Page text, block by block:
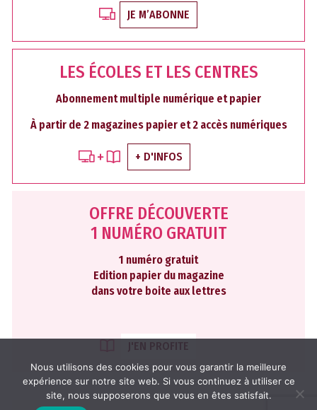
JE M’ABONNE
LES ÉCOLES ET LES CENTRES
Abonnement multiple numérique et papier
À partir de 2 magazines papier et 2 accès numériques
+ D'INFOS
OFFRE DÉCOUVERTE
1 NUMÉRO GRATUIT
1 numéro gratuit
Edition papier du magazine
dans votre boite aux lettres
J'EN PROFITE
Nous utilisons des cookies pour vous garantir la meilleure
expérience sur notre site web. Si vous continuez à utiliser ce
site, nous supposerons que vous en êtes satisfait.